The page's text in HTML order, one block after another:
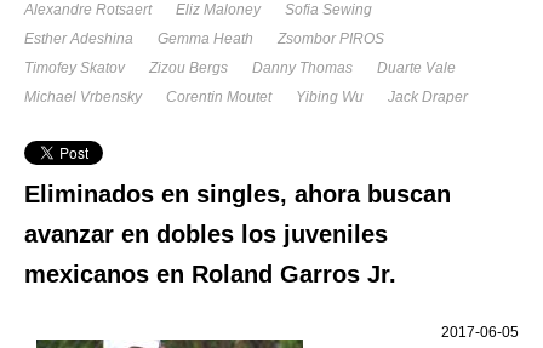
Alexandre Rotsaert
Eliz Maloney
Sofia Sewing
Esther Adeshina
Gemma Heath
Zsombor PIROS
Timofey Skatov
Zizou Bergs Danny Thomas
Duarte Vale
Michael Vrbensky
Corentin Moutet Yibing Wu Jack Draper
Eliminados en singles, ahora buscan
avanzar en dobles los juveniles
mexicanos en Roland Garros Jr.
2017-06-05